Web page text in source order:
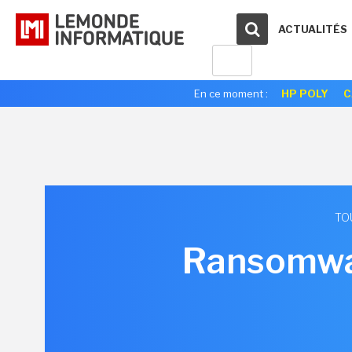
ACTUALITÉS
En ce moment : HP POLY